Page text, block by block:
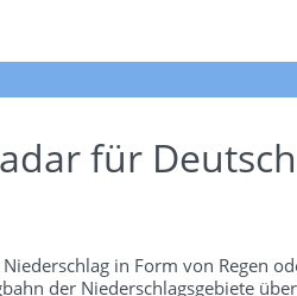
für
in Form von Regen
der Niederschlagsgebiete